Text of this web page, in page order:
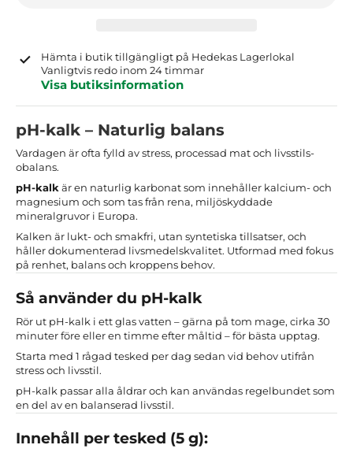
Hämta i butik tillgängligt på Hedekas Lagerlokal
Vanligtvis redo inom 24 timmar
Visa butiksinformation
pH-kalk – Naturlig balans
Vardagen är ofta fylld av stress, processad mat och livsstils-
obalans.
pH-kalk är en naturlig karbonat som innehåller kalcium- och
magnesium och som tas från rena, miljöskyddade
mineralgruvor i Europa.
Kalken är lukt- och smakfri, utan syntetiska tillsatser, och
håller dokumenterad livsmedelskvalitet. Utformad med fokus
på renhet, balans och kroppens behov.
Så använder du pH-kalk
Rör ut pH-kalk i ett glas vatten – gärna på tom mage, cirka 30
minuter före eller en timme efter måltid – för bästa upptag.
Starta med 1 rågad tesked per dag sedan vid behov utifrån
stress och livsstil.
pH-kalk passar alla åldrar och kan användas regelbundet som
en del av en balanserad livsstil.
Innehåll per tesked (5 g):